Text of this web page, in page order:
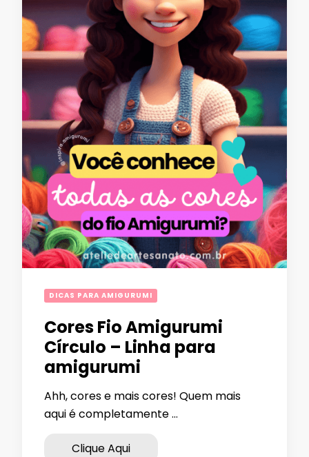
DICAS PARA AMIGURUMI
Cores Fio Amigurumi
Círculo – Linha para
amigurumi
Ahh, cores e mais cores! Quem mais
aqui é completamente …
Clique Aqui